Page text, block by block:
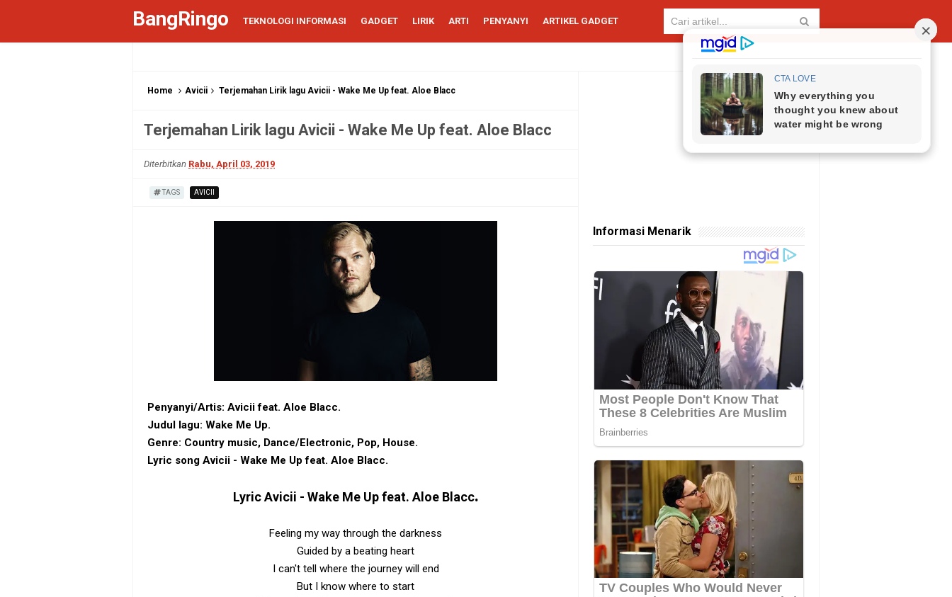
BangRingo TEKNOLOGI INFORMASI GADGET LIRIK ARTI PENYANYI ARTIKEL GADGET
Home Avicii Terjemahan Lirik lagu Avicii - Wake Me Up feat. Aloe Blacc
Terjemahan Lirik lagu Avicii - Wake Me Up feat. Aloe Blacc
Diterbitkan Rabu, April 03, 2019
TAGS AVICII
Penyanyi/Artis: Avicii feat. Aloe Blacc.
Judul lagu: Wake Me Up.
Genre: Country music, Dance/Electronic, Pop, House.
Lyric song Avicii - Wake Me Up feat. Aloe Blacc.
Lyric Avicii - Wake Me Up feat. Aloe Blacc.
Feeling my way through the darkness
Guided by a beating heart
I can't tell where the journey will end
But I know where to start
Informasi Menarik